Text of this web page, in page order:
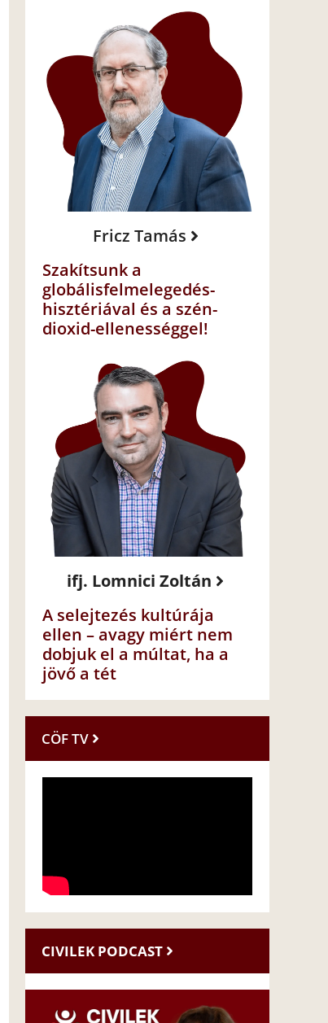
Fricz Tamás
Szakítsunk a
globálisfelmelegedés-
hisztériával és a szén-
dioxid-ellenességgel!
ifj. Lomnici Zoltán
A selejtezés kultúrája
ellen – avagy miért nem
dobjuk el a múltat, ha a
jövő a tét
CÖF TV
CIVILEK PODCAST